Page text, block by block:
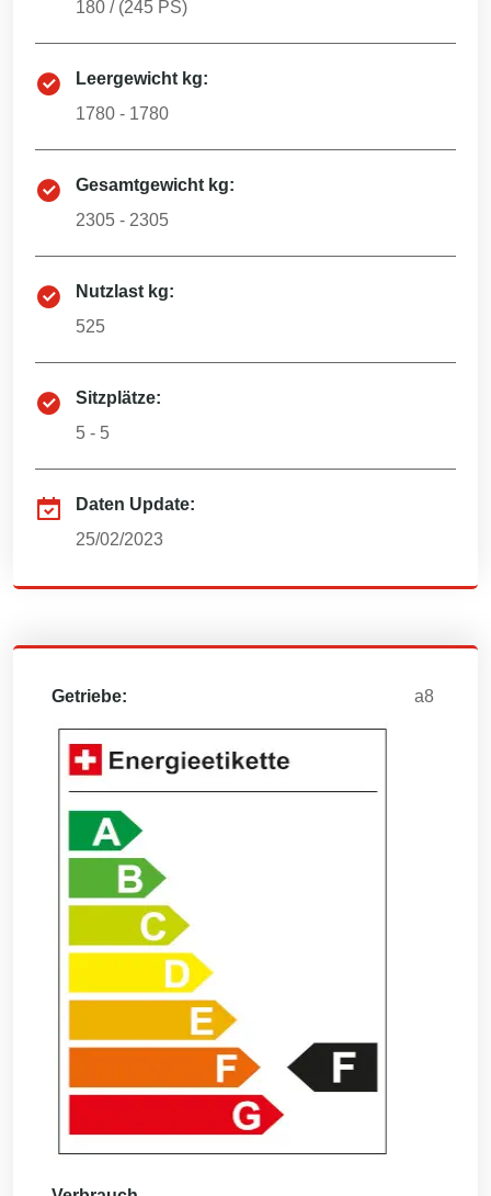
180 / (245 PS)
Leergewicht kg:
1780 - 1780
Gesamtgewicht kg:
2305 - 2305
Nutzlast kg:
525
Sitzplätze:
5 - 5
Daten Update:
25/02/2023
Getriebe: a8